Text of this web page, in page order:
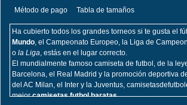
Método de pago
Tabla de tamaños
Ha cubierto todos los grandes torneos si te gusta el
Mundo, el Campeonato Europeo, la Liga de
o la Liga, estás en el lugar correcto.
El mundialmente famoso camiseta de futbol, de la
Barcelona, el Real Madrid y la promoción deportiva
del AC Milan, el Inter y la Juventus,
mejorcamisetas futbol baratas.